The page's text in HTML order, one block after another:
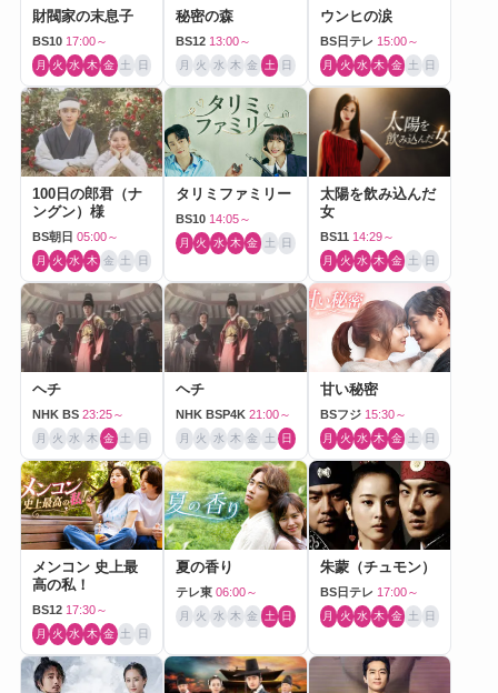
財閥家の末息子
BS10 17:00～
月 火 水 木 金 土 日
秘密の森
BS12 13:00～
月 火 水 木 金 土 日
ウンヒの涙
BS日テレ 15:00～
月 火 水 木 金 土 日
100日の郎君（ナ
ングン）様
BS朝日 05:00～
月 火 水 木 金 土 日
タリミファミリー
BS10 14:05～
月 火 水 木 金 土 日
太陽を飲み込んだ
女
BS11 14:29～
月 火 水 木 金 土 日
ヘチ
NHK BS 23:25～
月 火 水 木 金 土 日
ヘチ
NHK BSP4K 21:00～
月 火 水 木 金 土 日
甘い秘密
BSフジ 15:30～
月 火 水 木 金 土 日
メンコン 史上最
高の私！
BS12 17:30～
月 火 水 木 金 土 日
夏の香り
テレ東 06:00～
月 火 水 木 金 土 日
朱蒙（チュモン）
BS日テレ 17:00～
月 火 水 木 金 土 日